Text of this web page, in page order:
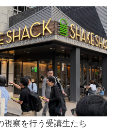
視察を行う受講生たち